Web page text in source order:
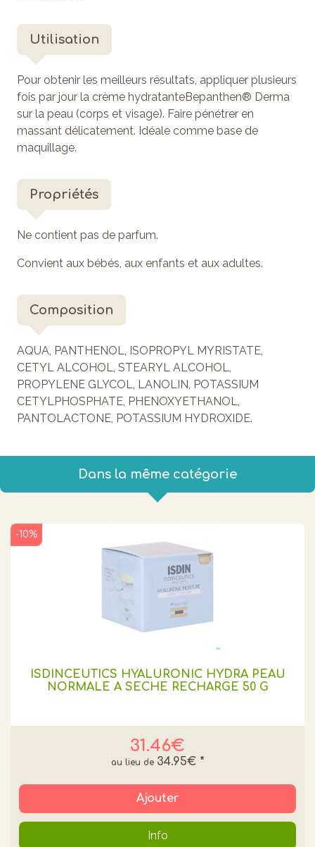
Utilisation
Pour obtenir les meilleurs résultats, appliquer plusieurs
fois par jour la crème hydratanteBepanthen® Derma
sur la peau (corps et visage). Faire pénétrer en
massant délicatement. Idéale comme base de
maquillage.
Propriétés
Ne contient pas de parfum.
Convient aux bébés, aux enfants et aux adultes.
Composition
AQUA, PANTHENOL, ISOPROPYL MYRISTATE,
CETYL ALCOHOL, STEARYL ALCOHOL,
PROPYLENE GLYCOL, LANOLIN, POTASSIUM
CETYLPHOSPHATE, PHENOXYETHANOL,
PANTOLACTONE, POTASSIUM HYDROXIDE.
Dans la même catégorie
ISDINCEUTICS HYALURONIC HYDRA PEAU
NORMALE A SECHE RECHARGE 50 G
31.46€
-10%
34.95€ *
Ajouter
Info